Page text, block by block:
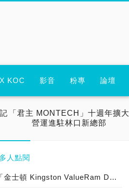
KOC 影音 粉專 論壇
「君主 MONTECH」十週年擴大
營運進駐林口新總部
人點閱
「金士頓 Kingston ValueRam DDR4-2133 8GB」實測開箱，「新一代玩家聖物」DDR4-3000超頻實力優質記憶體模組！